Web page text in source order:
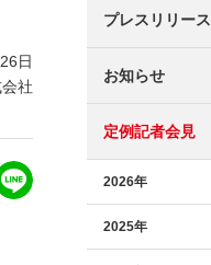
日
社
プレスリリース
お知らせ
定例記者会見
2026年
2025年